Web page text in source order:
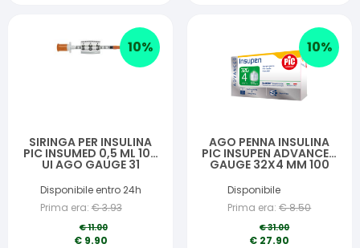
10%
SIRINGA PER INSULINA
PIC INSUMED 0,5 ML 100
UI AGO GAUGE 31
SPAZIO MORTO 3
SACCHETTI DA 10 PEZZI
Disponibile entro 24h
Prima era: €3.93
€11.00
€ 9.90
10%
AGO PENNA INSULINA
PIC INSUPEN ADVANCED
GAUGE 32X4 MM 100
Disponibile
Prima era: €8.50
€31.00
€ 27.90